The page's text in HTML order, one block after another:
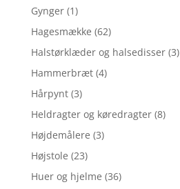
Gynger (1)
Hagesmække (62)
Halstørklæder og halsedisser (3)
Hammerbræt (4)
Hårpynt (3)
Heldragter og køredragter (8)
Højdemålere (3)
Højstole (23)
Huer og hjelme (36)